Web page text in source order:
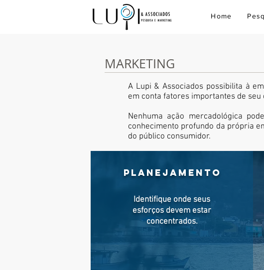
Home
MARKETING
A Lupi & Associados possibilita à
em conta fatores importantes de
Nenhuma ação mercadológica
conhecimento profundo da própria
do público consumidor.
PLANEJAMENTO
Identifique onde seus
esforços devem estar
concentrados.